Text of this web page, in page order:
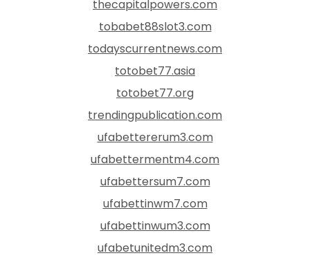
thecapitalpowers.com
tobabet88slot3.com
todayscurrentnews.com
totobet77.asia
totobet77.org
trendingpublication.com
ufabettererum3.com
ufabettermentm4.com
ufabettersum7.com
ufabettinwm7.com
ufabettinwum3.com
ufabetunitedm3.com